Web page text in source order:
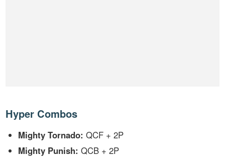
Hyper Combos
Mighty Tornado: QCF + 2P
Mighty Punish: QCB + 2P